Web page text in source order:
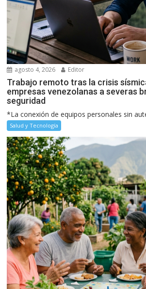
agosto 4, 2026 Editor
Trabajo remoto tras la crisis
empresas venezolanas a severas
seguridad
*La conexión de equipos personales sin
Salud y Tecnología